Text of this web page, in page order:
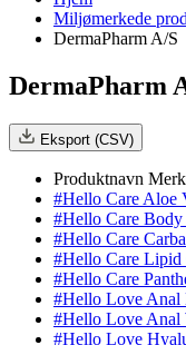
Miljømerkede
DermaPharm A/S
DermaPharm
Eksport (CSV)
Produktnavn
#Hello Care Aloe
#Hello Care Body
#Hello Care
#Hello Care Lipid
#Hello Care
#Hello Love Anal
#Hello Love Anal
#Hello Love